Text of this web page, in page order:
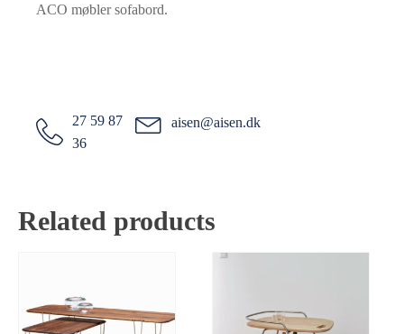
ACO møbler sofabord.
27 59 87
36
aisen@aisen.dk
Related products